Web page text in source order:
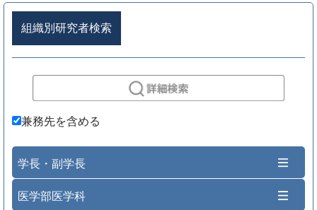
組織別研究者検索
兼務先を含める
学長・副学長
医学部医学科